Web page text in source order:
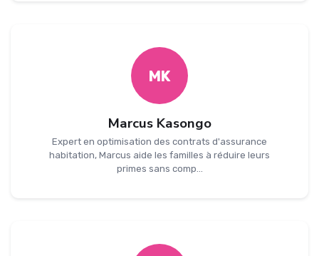
MK
Marcus Kasongo
Expert en optimisation des contrats d'assurance
habitation, Marcus aide les familles à réduire leurs
primes sans comp...